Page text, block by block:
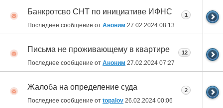
Отмена Оплатить
Банкротсво СНТ по инициативе ИФНС
Последнее сообщение от Аноним 27.02.2024 08:13
1
Письма не проживающему в квартире
Последнее сообщение от Аноним 27.02.2024 07:27
12
Жалоба на определение суда
Последнее сообщение от topalov 26.02.2024 00:06
2